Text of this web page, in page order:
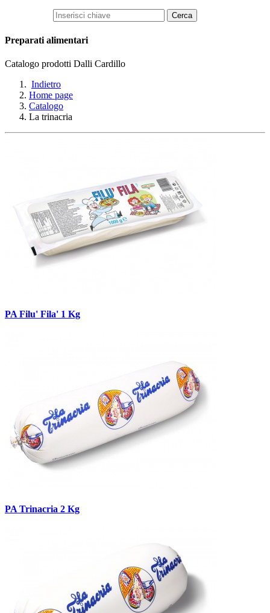
Cerca
Preparati alimentari
Catalogo prodotti Dalli Cardillo
Indietro
Home page
Catalogo
La trinacria
PA Filu' Fila' 1 Kg
PA Trinacria 2 Kg